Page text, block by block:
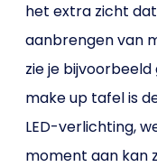
het extra zicht
aanbrengen van
zie je
make up tafel is
LED-verlichting,
moment aan kan